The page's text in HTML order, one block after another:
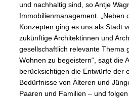
und nachhaltig sind, so Antje
Immobilienmanagement. „Neben
Konzepten ging es uns als Stadt
zukünftige Architektinnen und
gesellschaftlich relevante Thema
Wohnen zu begeistern“, sagt die
berücksichtigen die Entwürfe der
Bedürfnisse von Älteren und
Paaren und Familien – und